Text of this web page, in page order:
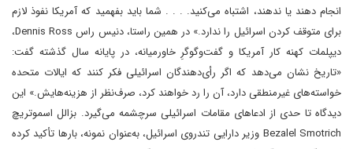
انجام دهند یا ندهند، اشتباه می‌کنید. . . . شما باید بفهمید که آمریکا نفوذ لازم
برای متوقف کردن اسرائیل را ندارد.» در همین راستا، دنیس راس Dennis Ross،
دیپلمات کهنه کار آمریکا و گفت‌وگوگرِ خاورمیانه، در پایانه سال گذشته گفت:
«تاریخ نشان می‌دهد که اگر رأی‌دهندگان اسرائیلی فکر کنند که ایالات متحده
خواسته‌های غیرمنطقی دارد، آن‌ را رد خواهند کرد، صرف‌نظر از هزینه‌هایش.» این
دیدگاه تا حدی از ادعاهای مقامات اسرائیلی سرچشمه می‌گیرد. بزالل اسموتریچ
Bezalel Smotrich وزیر دارایی تندروی اسرائیل، به‌عنوان نمونه، بارها تأکید کرده